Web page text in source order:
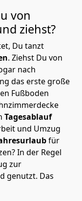
von
ziehst?
Du tanzt
. Ziehst Du von
nach
das erste große
Fußboden
Tagesablauf
und Umzug
für
In der Regel
zur
genutzt. Das